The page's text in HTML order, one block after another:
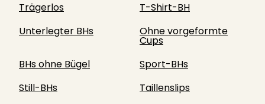
Trägerlos
T-Shirt-BH
Unterlegter BHs
Ohne vorgeformte
Cups
BHs ohne Bügel
Sport-BHs
Still-BHs
Taillenslips